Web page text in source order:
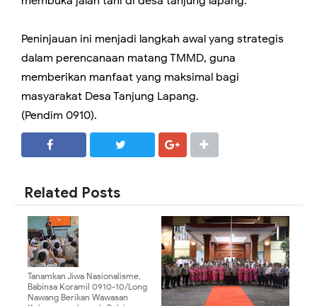
Peninjauan ini menjadi langkah awal yang strategis
dalam perencanaan matang TMMD, guna
memberikan manfaat yang maksimal bagi
masyarakat Desa Tanjung Lapang.
(Pendim 0910).
Related Posts
Tanamkan Jiwa Nasionalisme,
Babinsa Koramil 0910-10/Long
Nawang Berikan Wawasan